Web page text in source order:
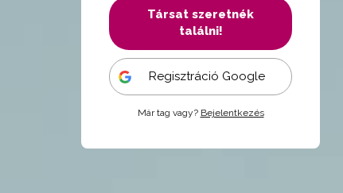
Társat szeretnék
találni!
Regisztráció Google
Már tag vagy? Bejelentkezés